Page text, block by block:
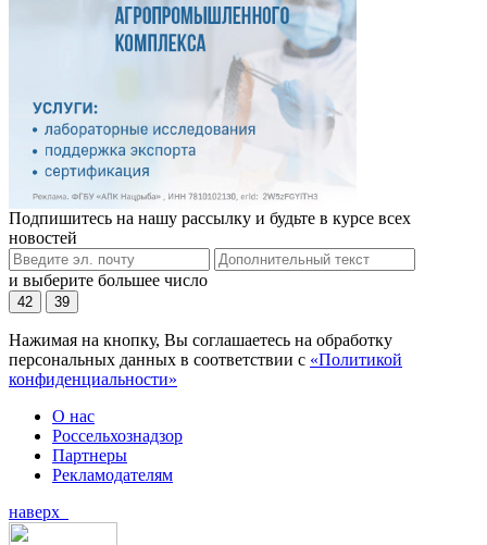
Подпишитесь на нашу рассылку и будьте в курсе всех
новостей
и выберите большее число
42 39
Нажимая на кнопку, Вы соглашаетесь на обработку
персональных данных в соответствии с «Политикой
конфиденциальности»
О нас
Россельхознадзор
Партнеры
Рекламодателям
наверх